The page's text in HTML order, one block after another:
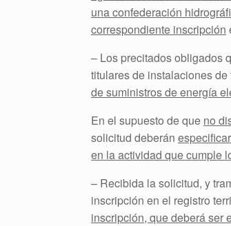
una confederación
correspondiente inscripción
– Los precitados obligados
titulares de instalaciones
de suministros de energía
En el supuesto de que no
solicitud deberán
en la actividad que cumple
– Recibida la solicitud, y
inscripción en el registro
inscripción, que deberá ser